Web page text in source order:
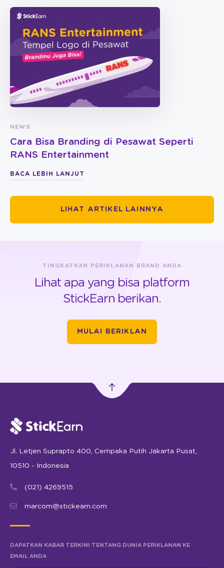
NEWS
Cara Bisa Branding di Pesawat Seperti
RANS Entertainment
BACA LEBIH LANJUT
LIHAT ARTIKEL LAINNYA
TINGKATKAN PERIKLANAN BRAND ANDA
Lihat apa yang bisa platform
StickEarn berikan.
MULAI BERIKLAN
Jl. Letjen Suprapto 400, Cempaka Putih Jakarta Pusat,
10510 - Indonesia
(021) 4269515
marcom@stickearn.com
DAPATKAN KABAR TERKINI TENTANG DUNIA PERIKLANAN KE
EMAIL ANDA